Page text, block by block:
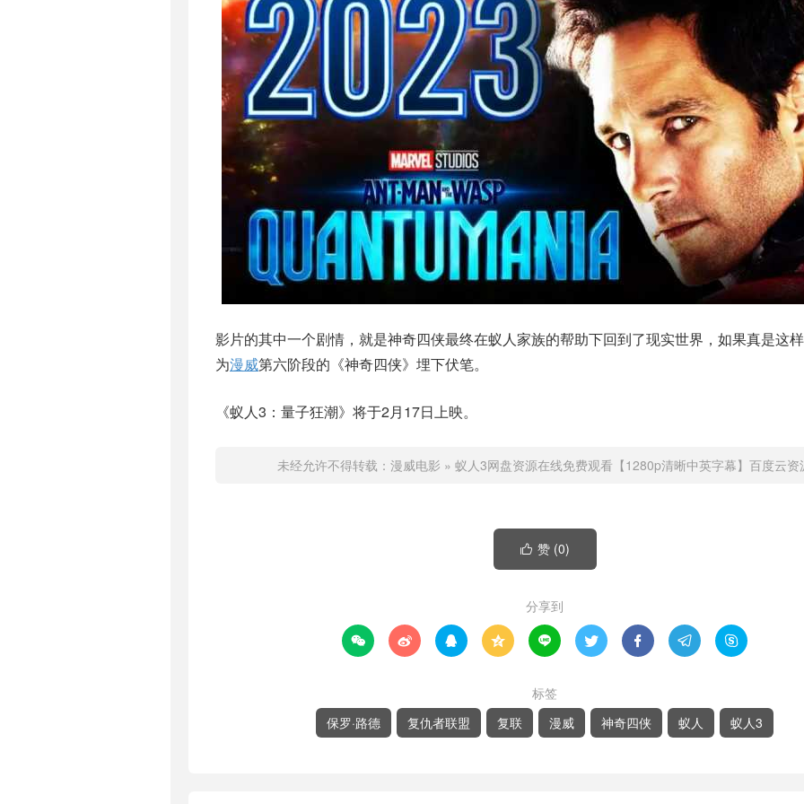
影片的其中一个剧情，就是神奇四侠最终在蚁人家族的帮助下回到了现实世界，如果真是这
为漫威第六阶段的《神奇四侠》埋下伏笔。
《蚁人3：量子狂潮》将于2月17日上映。
未经允许不得转载： 漫威电影 » 蚁人3网盘资源在线免费观看【1280p清晰中英字幕】百度云资
 赞 (0)
分享到
        
标签
保罗·路德
复仇者联盟 复联 漫威 神奇四侠 蚁人 蚁人3